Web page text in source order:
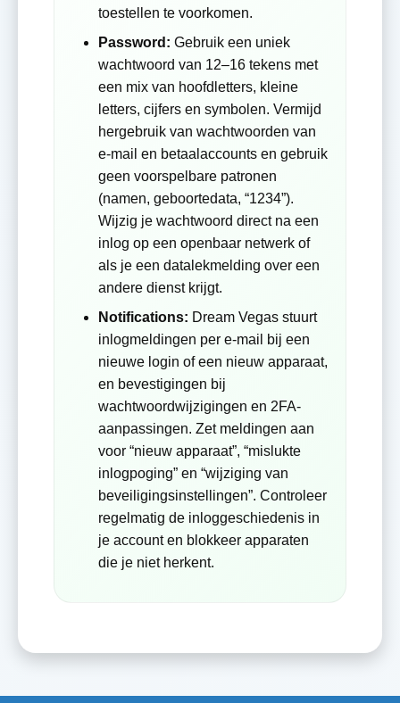
toestellen te voorkomen.
Password: Gebruik een uniek
wachtwoord van 12–16 tekens met
een mix van hoofdletters, kleine
letters, cijfers en symbolen. Vermijd
hergebruik van wachtwoorden van
e-mail en betaalaccounts en gebruik
geen voorspelbare patronen
(namen, geboortedata, “1234”).
Wijzig je wachtwoord direct na een
inlog op een openbaar netwerk of
als je een datalekmelding over een
andere dienst krijgt.
Notifications: Dream Vegas stuurt
inlogmeldingen per e-mail bij een
nieuwe login of een nieuw apparaat,
en bevestigingen bij
wachtwoordwijzigingen en 2FA-
aanpassingen. Zet meldingen aan
voor “nieuw apparaat”, “mislukte
inlogpoging” en “wijziging van
beveiligingsinstellingen”. Controleer
regelmatig de inloggeschiedenis in
je account en blokkeer apparaten
die je niet herkent.